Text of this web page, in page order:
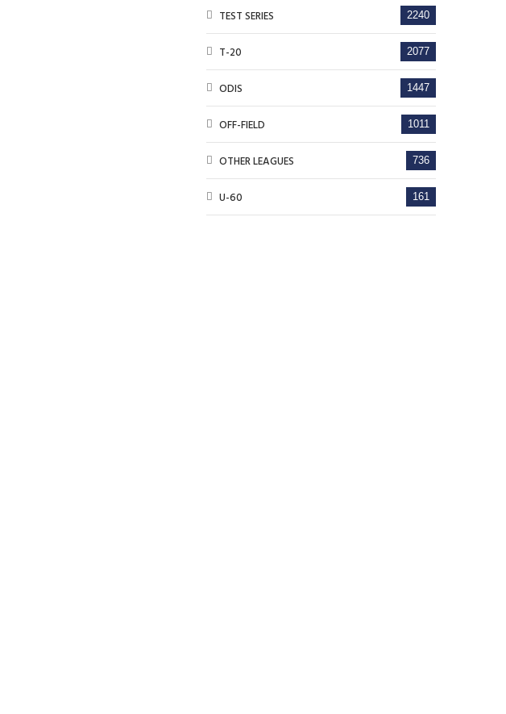
TEST SERIES 2240
T-20 2077
ODIS 1447
OFF-FIELD 1011
OTHER LEAGUES 736
U-60 161